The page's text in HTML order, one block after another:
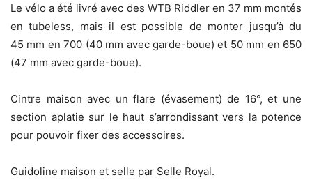
Le vélo a été livré avec des WTB Riddler en 37 mm montés
en tubeless, mais il est possible de monter jusqu’à du
45 mm en 700 (40 mm avec garde-boue) et 50 mm en 650
(47 mm avec garde-boue).
Cintre maison avec un flare (évasement) de 16°, et une
section aplatie sur le haut s’arrondissant vers la potence
pour pouvoir fixer des accessoires.
Guidoline maison et selle par Selle Royal.